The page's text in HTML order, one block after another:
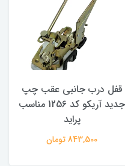
قفل درب جانبی عقب چپ
جدید آریکو کد 1256 مناسب
پراید
843,500 تومان